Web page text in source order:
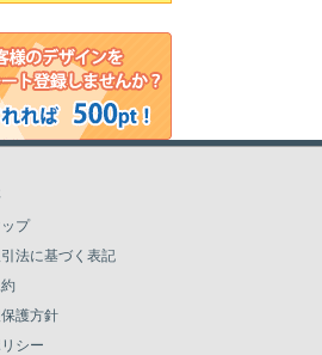
プ
法に基づく表記
護方針
シー